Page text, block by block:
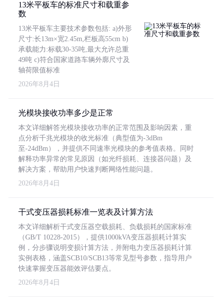
13米平板车的标准尺寸和载重参
数
13米平板车主要技术参数包括: a)外形
尺寸:长13m×宽2.45m,栏板高55cm b)
承载能力:标载30-35吨,最大允许总重
49吨 c)符合国家道路车辆外廓尺寸及
轴荷限值标准
2026年8月4日
光模块接收功率多少是正常
本文详细解答光模块接收功率的正常范围及影响因素，重
点分析千兆光模块的收光标准（典型值为-3dBm
至-24dBm），并提供不同速率光模块的参考值表格。同时
解释功率异常的常见原因（如光纤损耗、连接器问题）及
解决方案，帮助用户快速判断网络性能问题。
2026年8月4日
干式变压器损耗标准一览表及计算方法
本文详细解析干式变压器空载损耗、负载损耗的国家标准
（GB/T 10228-2015），提供1000kVA变压器损耗计算实
例，分步骤说明变损计算方法，并附电力变压器损耗计算
实例表格，涵盖SCB10/SCB13等常见型号参数，指导用户
快速掌握变压器能效评估要点。
2026年8月4日